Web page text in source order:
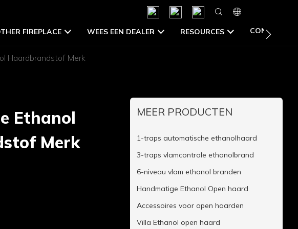
FIREPLACE WEES EEN DEALER RESOURCES CONTACT
Haardbrandstof Merk
Ethanol
Merk
MEER PRODUCTEN
1-traps automatische ethanolhaard
3-traps vlamcontrole ethanolbrand
6-niveau vlam ethanol branden
Handmatige Ethanol Open haard
Accessoires voor open haarden
Villa Ethanol open haard